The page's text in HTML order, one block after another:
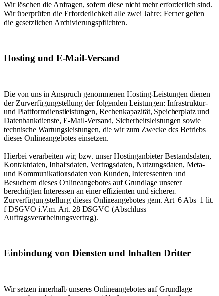
Wir löschen die Anfragen, sofern diese nicht mehr erforderlich sind.
Wir überprüfen die Erforderlichkeit alle zwei Jahre; Ferner gelten
die gesetzlichen Archivierungspflichten.
Hosting und E-Mail-Versand
Die von uns in Anspruch genommenen Hosting-Leistungen dienen
der Zurverfügungstellung der folgenden Leistungen: Infrastruktur-
und Plattformdienstleistungen, Rechenkapazität, Speicherplatz und
Datenbankdienste, E-Mail-Versand, Sicherheitsleistungen sowie
technische Wartungsleistungen, die wir zum Zwecke des Betriebs
dieses Onlineangebotes einsetzen.
Hierbei verarbeiten wir, bzw. unser Hostinganbieter Bestandsdaten,
Kontaktdaten, Inhaltsdaten, Vertragsdaten, Nutzungsdaten, Meta-
und Kommunikationsdaten von Kunden, Interessenten und
Besuchern dieses Onlineangebotes auf Grundlage unserer
berechtigten Interessen an einer effizienten und sicheren
Zurverfügungstellung dieses Onlineangebotes gem. Art. 6 Abs. 1 lit.
f DSGVO i.V.m. Art. 28 DSGVO (Abschluss
Auftragsverarbeitungsvertrag).
Einbindung von Diensten und Inhalten Dritter
Wir setzen innerhalb unseres Onlineangebotes auf Grundlage